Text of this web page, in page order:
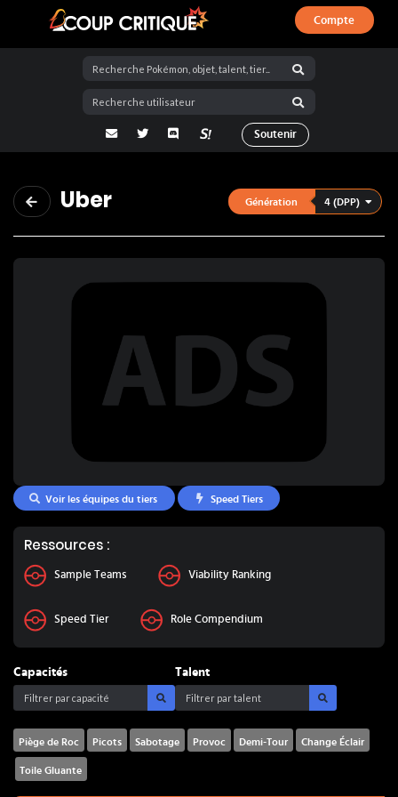
Coup Critique
Compte
adresse email
Twitter Discord La Salty Room sur Pokémon
Soutenir
Uber Génération 4 (DPP)
Voir les équipes du tiers Speed Tiers
Ressources :
Sample Teams Viability Ranking
Speed Tier Role Compendium
Capacités Talent
Piège de Roc Picots Sabotage Provoc Demi-Tour Change Éclair
Toile Gluante